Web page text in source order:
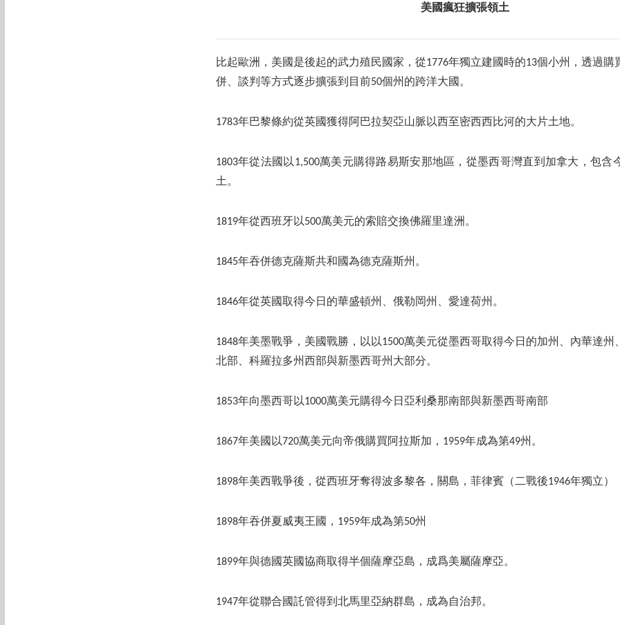
美國瘋狂擴張領土
比起歐洲，美國是後起的武力殖民國家，從1776年獨立建國時的13個小州，透過購
併、談判等方式逐步擴張到目前50個州的跨洋大國。
1783年巴黎條約從英國獲得阿巴拉契亞山脈以西至密西西比河的大片土地。
1803年從法國以1,500萬美元購得路易斯安那地區，從墨西哥灣直到加拿大，包含
土。
1819年從西班牙以500萬美元的索賠交換佛羅里達洲。
1845年吞併德克薩斯共和國為德克薩斯州。
1846年從英國取得今日的華盛頓州、俄勒岡州、愛達荷州。
1848年美墨戰爭，美國戰勝，以以1500萬美元從墨西哥取得今日的加州、內華達州
北部、科羅拉多州西部與新墨西哥州大部分。
1853年向墨西哥以1000萬美元購得今日亞利桑那南部與新墨西哥南部
1867年美國以720萬美元向帝俄購買阿拉斯加，1959年成為第49州。
1898年美西戰爭後，從西班牙奪得波多黎各，關島，菲律賓（二戰後1946年獨立）
1898年吞併夏威夷王國，1959年成為第50州
1899年與德國英國協商取得半個薩摩亞島，成爲美屬薩摩亞。
1947年從聯合國託管得到北馬里亞納群島，成為自治邦。